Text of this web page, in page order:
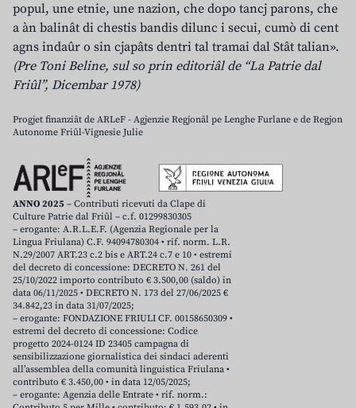
popul, une etnie, une nazion, che dopo tancj parons, che
a àn balinât di chestis bandis dilunc i secui, cumò di cent
agns indaûr o sin cjapâts dentri tal tramai dal Stât talian».
(Pre Toni Beline, sul so prin editoriâl de “La Patrie dal
Friûl”, Dicembar 1978)
Progjet finanziât de ARLeF - Agjenzie Regjonâl pe Lenghe Furlane e de Regjon
Autonome Friûl-Vignesie Julie
ANNO 2025 – Contributi ricevuti da Clape di
Culture Patrie dal Friûl – c.f. 01299830305
– erogante: A.R.L.E.F. (Agenzia Regionale per la
Lingua Friulana) C.F. 94094780304 • rif. norm. L.R.
N.29/2007 ART.23 c.2 bis e ART.24 c.7 e 10 • estremi
del decreto di concessione: DECRETO N. 261 del
25/10/2022 importo contributo € 3.500,00 (saldo) in
data 06/11/2025 • DECRETO N. 173 del 27/06/2025 €
34.842,23 in data 31/07/2025;
– erogante: FONDAZIONE FRIULI CF. 00158650309 •
estremi del decreto di concessione: Codice
progetto 2024-0124 ID 23405 campagna di
sensibilizzazione giornalistica dei sindaci aderenti
all’assemblea della comunità linguistica Friulana •
contributo € 3.450,00 • in data 12/05/2025;
– erogante: Agenzia delle Entrate • rif. norm.: